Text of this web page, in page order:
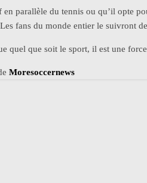
parallèle du tennis ou qu’il opte
fans du monde entier le suivront
quel que soit le sport, il est une
Moresoccernews